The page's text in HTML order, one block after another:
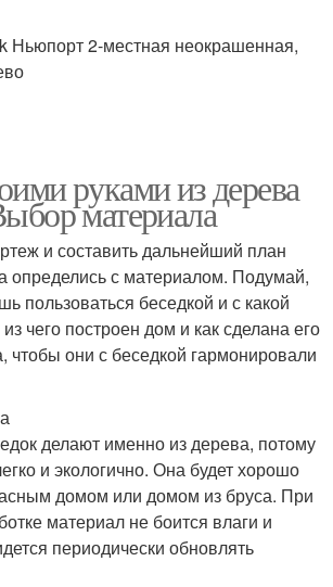
Ньюпорт 2-местная неокрашенная,
руками из дерева
материала
и составить дальнейший план
определись с материалом. Подумай,
пользоваться беседкой и с какой
чего построен дом и как сделана его
чтобы они с беседкой гармонировали
делают именно из дерева, потому
и экологично. Она будет хорошо
домом или домом из бруса. При
материал не боится влаги и
периодически обновлять